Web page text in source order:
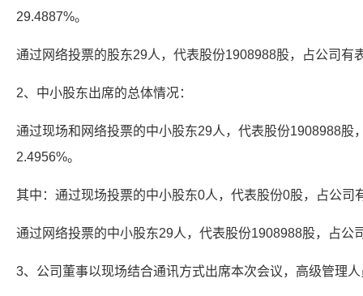
29.4887%。
通过网络投票的股东29人，代表股份1908988股，占公司有
2、中小股东出席的总体情况：
通过现场和网络投票的中小股东29人，代表股份1908988股
2.4956%。
其中：通过现场投票的中小股东0人，代表股份0股，占公司
通过网络投票的中小股东29人，代表股份1908988股，占公
3、公司董事以现场结合通讯方式出席本次会议，高级管理